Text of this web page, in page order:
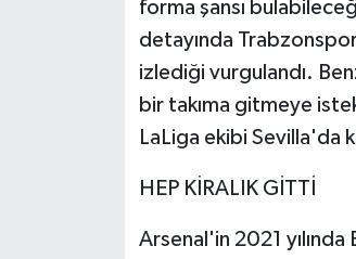
forma şansı
detayında
izlediği vurgulandı.
bir takıma gitmeye
LaLiga ekibi Sevilla'da
HEP KİRALIK GİTTİ
Arsenal'in 2021